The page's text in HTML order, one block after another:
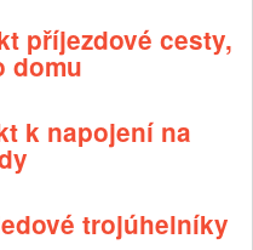
příjezdové cesty,
domu
k napojení na
trojúhelníky